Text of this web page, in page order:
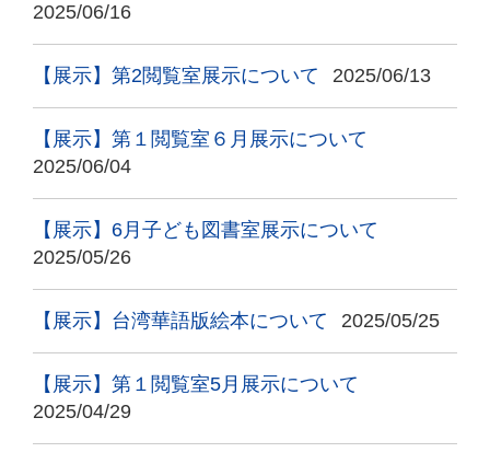
2025/06/16
【展示】第2閲覧室展示について 2025/06/13
【展示】第１閲覧室６月展示について
2025/06/04
【展示】6月子ども図書室展示について
2025/05/26
【展示】台湾華語版絵本について 2025/05/25
【展示】第１閲覧室5月展示について
2025/04/29